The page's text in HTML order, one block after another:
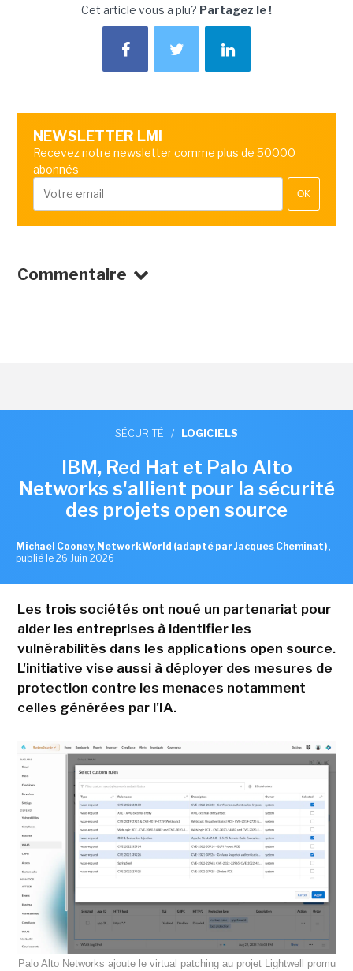
Cet article vous a plu? Partagez le !
NEWSLETTER LMI
Recevez notre newsletter comme plus de 50000
abonnés
OK
Commentaire
SÉCURITÉ / LOGICIELS
IBM, Red Hat et Palo Alto
Networks s'allient pour la sécurité
des projets open source
Michael Cooney, NetworkWorld (adapté par Jacques Cheminat) ,
publié le 26 Juin 2026
Les trois sociétés ont noué un partenariat pour
aider les entreprises à identifier les
vulnérabilités dans les applications open source.
L'initiative vise aussi à déployer des mesures de
protection contre les menaces notamment
celles générées par l'IA.
Palo Alto Networks ajoute le virtual patching au projet Lightwell promu